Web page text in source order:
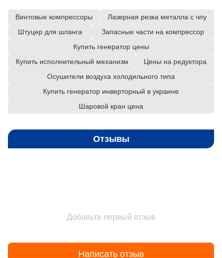
Винтовые компрессоры
Лазерная резка металла с чпу
Штуцер для шланга
Запасные части на компрессор
Купить генератор цены
Купить исполнительный механизм
Цены на редуктора
Осушители воздуха холодильного типа
Купить генератор инверторный в украине
Шаровой кран цена
Отзывы
Добавьте первый отзыв
Написать отзыв